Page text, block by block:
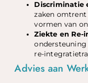
Discriminatie
zaken omtrent
vormen van
Ziekte en Re-
re-
Advies aan